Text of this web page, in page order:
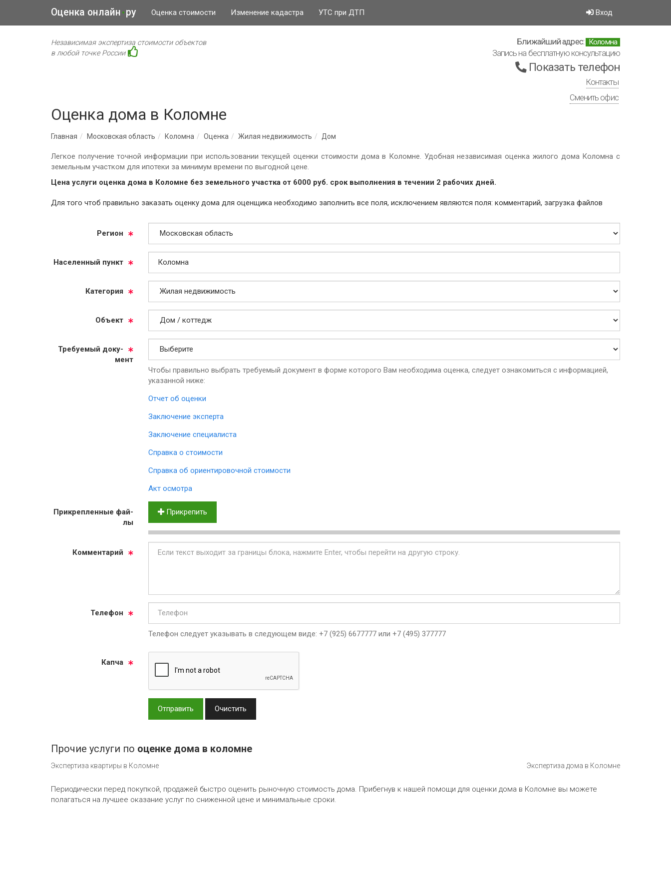
Оценка онлайн • ру Оценка стоимости Изменение кадастра УТС при ДТП Вход
Независимая экспертиза стоимости объектов
в любой точке России
Ближайший адрес: Коломна
Запись на бесплатную консультацию
Показать телефон
Контакты
Сменить офис
Оценка дома в Коломне
Главная Московская область Коломна Оценка Жилая недвижимость Дом
Легкое получение точной информации при использовании текущей оценки стоимости дома в Коломне. Удобная независимая оценка жилого дома Коломна с
земельным участком для ипотеки за минимум времени по выгодной цене.
Цена услуги оценка дома в Коломне без земельного участка от 6000 руб. cрок выполнения в течении 2 рабочих дней.
Для того чтоб правильно заказать оценку дома для оценщика необходимо заполнить все поля, исключением являются поля: комментарий, загрузка файлов
Ре­ги­он
На­се­лен­ный пункт
Ка­те­го­рия
Объ­ект
Тре­бу­емый до­ку­
мент
Чтобы правильно выбрать требуемый документ в форме которого Вам необходима оценка, следует ознакомиться с информацией,
указанной ниже:
Отчет об оценки
Заключение эксперта
Заключение специалиста
Справка о стоимости
Справка об ориентировочной стоимости
Акт осмотра
Прик­реп­лен­ные фай­
лы
Прикрепить
Ком­мен­та­рий
Те­ле­фон
Телефон следует указывать в следующем виде: +7 (925) 6677777 или +7 (495) 377777
Кап­ча
Отправить Очистить
Прочие услуги по оценке дома в коломне
Экспертиза квартиры в Коломне Экспертиза дома в Коломне
Периодически перед покупкой, продажей быстро оценить рыночную стоимость дома. Прибегнув к нашей помощи для оценки дома в Коломне вы можете
полагаться на лучшее оказание услуг по сниженной цене и минимальные сроки.